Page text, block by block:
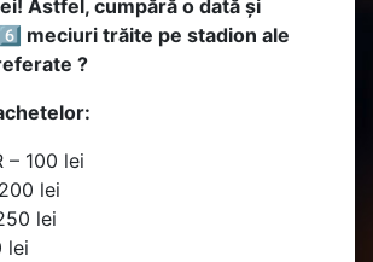
Astfel, cumpără o dată și
meciuri trăite pe stadion ale
?
– 100 lei
lei
lei
lei